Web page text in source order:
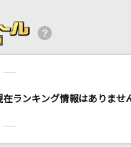
てドラえもん
ス
----
----
----